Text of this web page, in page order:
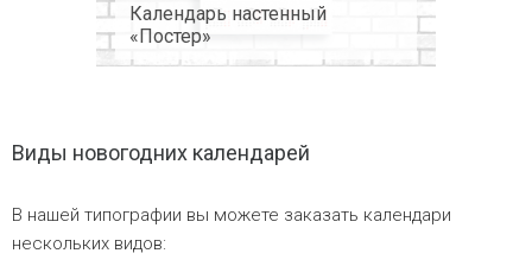
Календарь настенный
«Постер»
Виды новогодних календарей
В нашей типографии вы можете заказать календари
нескольких видов: